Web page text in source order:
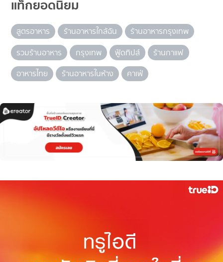
แท็กยอดนิยม
สูตรอาหาร ร้านอาหารใกล้ฉัน
ร้านอาหารกรุงเทพ
รวมร้านอาหาร
กรุงเทพ ฟู้ดทิปส์
ร้านกาแฟ
อาหารไทย
ร้านอาหารในห้าง คาเฟ่